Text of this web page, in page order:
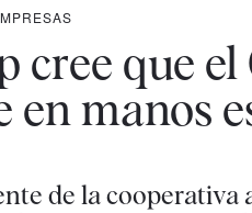
cree que
en manos
de la